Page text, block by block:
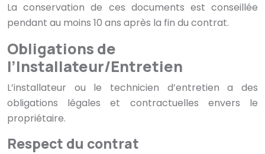
La conservation de ces documents est conseillée
pendant au moins 10 ans après la fin du contrat.
Obligations de
l’Installateur/Entretien
L’installateur ou le technicien d’entretien a des
obligations légales et contractuelles envers le
propriétaire.
Respect du contrat